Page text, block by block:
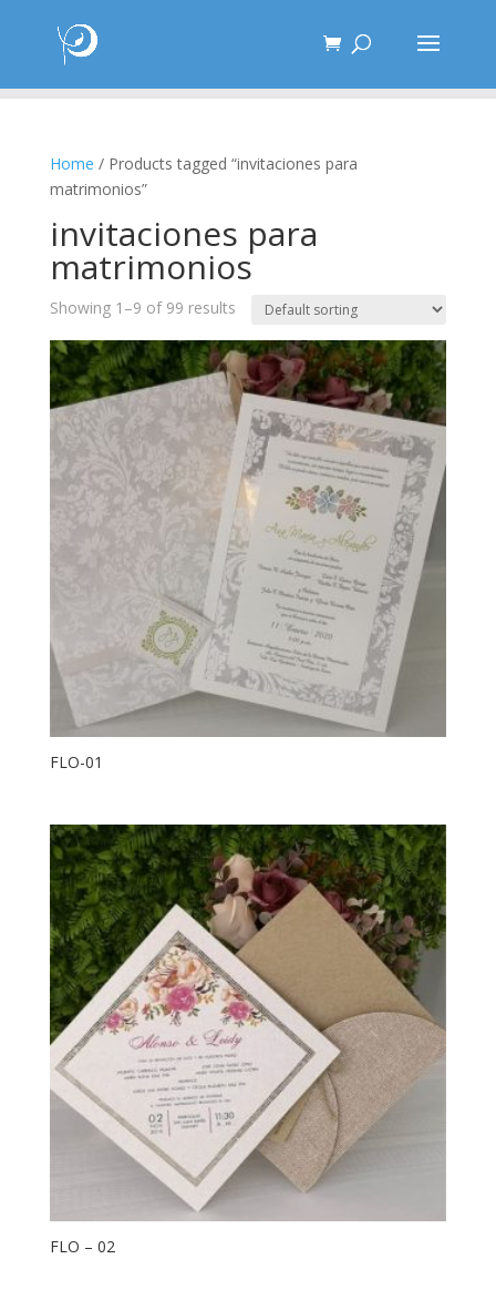
Home / Products tagged “invitaciones para
matrimonios”
invitaciones para
matrimonios
Showing 1–9 of 99 results
FLO-01
FLO – 02